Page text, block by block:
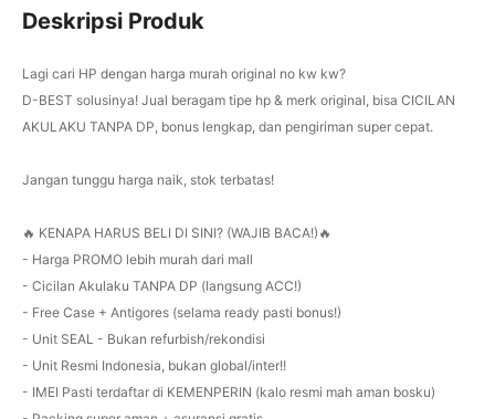
Deskripsi Produk
Lagi cari HP dengan harga murah original no kw kw?
D-BEST solusinya! Jual beragam tipe hp & merk original, bisa CICILAN
AKULAKU TANPA DP, bonus lengkap, dan pengiriman super cepat.
Jangan tunggu harga naik, stok terbatas!
🔥 KENAPA HARUS BELI DI SINI? (WAJIB BACA!)🔥
- Harga PROMO lebih murah dari mall
- Cicilan Akulaku TANPA DP (langsung ACC!)
- Free Case + Antigores (selama ready pasti bonus!)
- Unit SEAL - Bukan refurbish/rekondisi
- Unit Resmi Indonesia, bukan global/inter!!
- IMEI Pasti terdaftar di KEMENPERIN (kalo resmi mah aman bosku)